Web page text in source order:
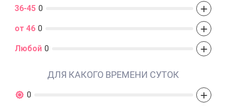
36-45 0 +
от 46 0 +
Любой 0 +
ДЛЯ КАКОГО ВРЕМЕНИ СУТОК
0 +